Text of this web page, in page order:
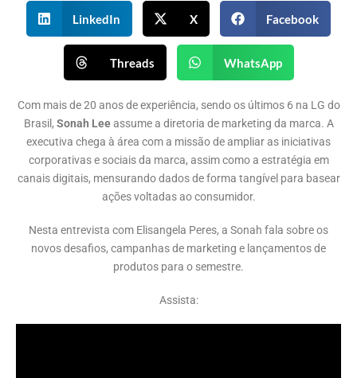
LinkedIn X Facebook
Threads WhatsApp
Com mais de 20 anos de experiência, sendo os últimos 6 na LG do
Brasil, Sonah Leeassume a diretoria de marketing da marca. A
executiva chega à área com a missão de ampliar as iniciativas
corporativas e sociais da marca, assim como a estratégia em
canais digitais, mensurando dados de forma tangível para basear
ações voltadas ao consumidor.
Nesta entrevista com Elisangela Peres, a Sonah fala sobre os
novos desafios, campanhas de marketing e lançamentos de
produtos para o semestre.
Assista: